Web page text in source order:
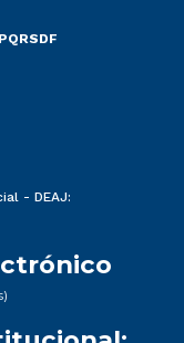
PQRSDF
- DEAJ: